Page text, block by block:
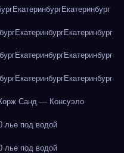
ЕкатеринбургЕкатеринбург
ЕкатеринбургЕкатеринбург
ЕкатеринбургЕкатеринбург
ЕкатеринбургЕкатеринбург
Санд — Консуэло
под водой
под водой